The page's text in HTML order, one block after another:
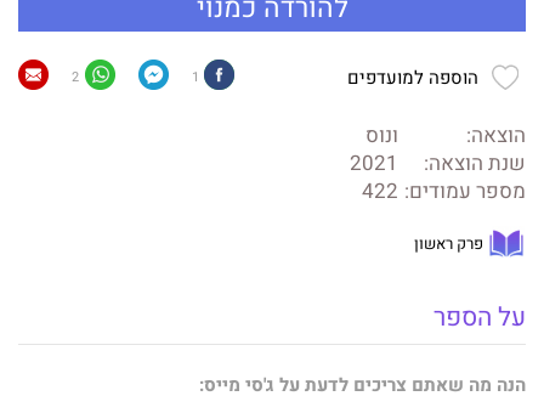
להורדה כמנוי
הוספה למועדפים 1
2
הוצאה:
ונוס
שנת הוצאה:
2021
מספר עמודים: 422
פרק ראשון
על הספר
הנה מה שאתם צריכים לדעת על ג'סי מייס: